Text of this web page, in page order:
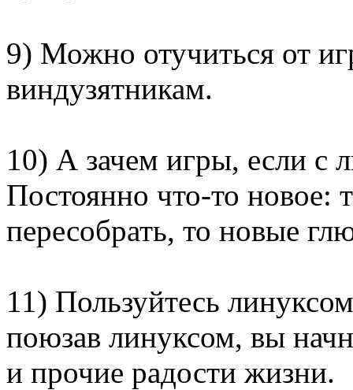
9) Можно отучиться от
виндузятникам.
10) А зачем игры, если с
Постоянно что-то новое:
пересобрать, то новые
11) Пользуйтесь
поюзав линуксом, вы
и прочие радости жизни.